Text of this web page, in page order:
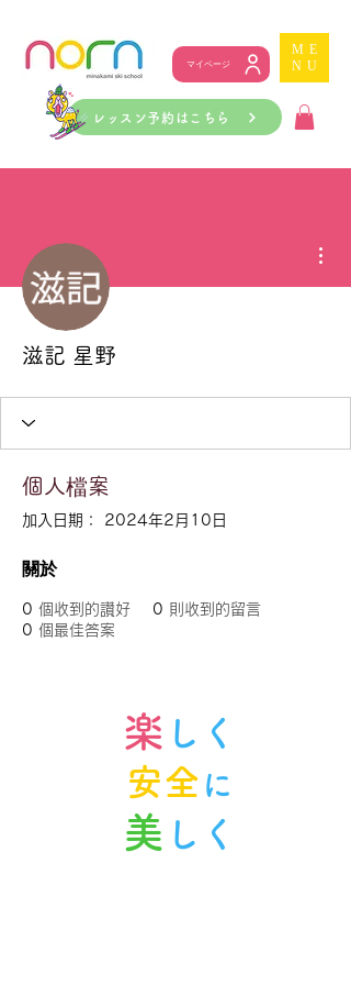
マイページ
ME
NU
レッスン予約はこちら
滋記 星野
個人檔案
加入日期： 2024年2月10日
關於
0 個收到的讚好 0 則收到的留言
0 個最佳答案
楽 しく
安全 に
美 しく